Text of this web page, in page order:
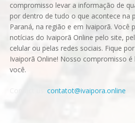
compromisso levar a informação de
por dentro de tudo o que acontece na
Paraná, na região e em Ivaiporã. Você
notícias do Ivaiporã Online pelo site,
celular ou pelas redes sociais. Fique
Ivaiporã Online! Nosso compromisso é
você.
contatot@ivaipora.online